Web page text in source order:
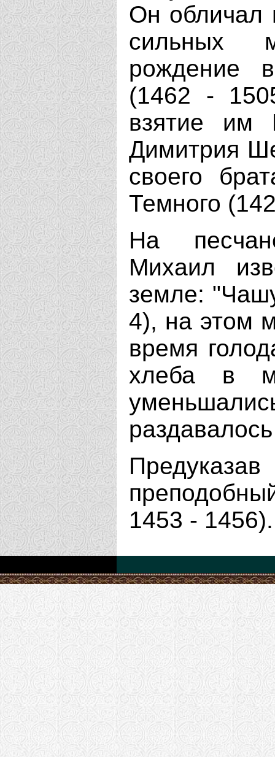
Он обличал
сильных
рождение
(1462 -
взятие им
Димитрия
своего
Темного
На
Михаил
земле:
4), на этом
время
хлеба в
1453 - 1456).